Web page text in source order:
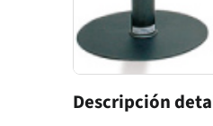
Descripción